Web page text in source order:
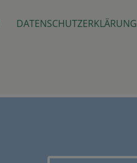
DATENSCHUTZERKLÄRUNG